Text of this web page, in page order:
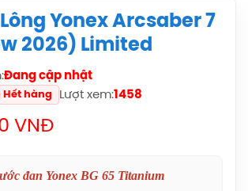
Yonex Arcsaber 7
2026) Limited
Đang cập nhật
Hết hàng Lượt xem:1458
VNĐ
đan Yonex BG 65 Titanium